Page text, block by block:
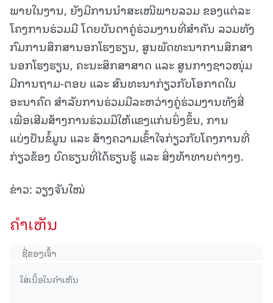
ພາຍໃນງານ, ຍັງມີການນຳສະເໜີພາບລວມ ຂອງແຕ່ລະ
ໂຄງການຮ່ວມມື ໂດຍບັນດາຄູ່ຮ່ວມງານທີ່ສຳຄັນ ລວມທັງ
ກົມການສຶກສານອກໂຮງຮຽນ, ສູນພັດທະນາການສຶກສາ
ນອກໂຮງຮຽນ, ຄະນະສຶກສາສາດ ແລະ ສູນກາງຊາວໜຸ່ມ
ມີການຖາມ-ຕອບ ແລະ ສົນທະນາກ່ຽວກັບໂອກາດໃນ
ອະນາຄົດ ສໍາລັບການຮ່ວມມືລະຫວ່າງຄູ່ຮ່ວມງານທັງສີ່
ເພື່ອເສີມສ້າງການຮ່ວມມືໃຫ້ແຂງແກ່ນຍິ່ງຂຶ້ນ, ການ
ແບ່ງປັນຂໍ້ມູນ ແລະ ສ້າງຄວາມເຂົ້າໃຈກ່ຽວກັບໂຄງການທີ່
ກ່ຽວຂ້ອງ ບົດຮຽນທີ່ໄດ້ຮຽນຮູ້ ແລະ ສິ່ງທ້າທາຍຕ່າງໆ.
ຂ່າວ: ວຽງຈັນໃໝ່
ຄໍາເຫັນ